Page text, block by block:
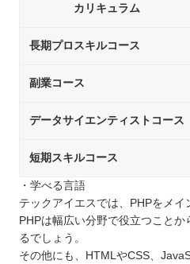
カリキュラム
長期プロスキルコース
副業コース
データサイエンティストコース
短期スキルコース
・学べる言語
テックアイエスでは、PHPをメイ
PHPは幅広い分野で役立つことか
るでしょう。
その他にも、HTMLやCSS、